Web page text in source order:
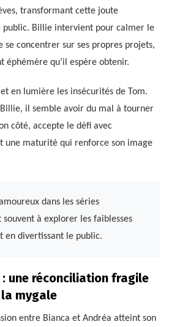
transformant cette joute
public. Billie intervient pour calmer le
se concentrer sur ses propres projets,
éphémère qu’il espère obtenir.
en lumière les insécurités de Tom.
il semble avoir du mal à tourner
côté, accepte le défi avec
une maturité qui renforce son image
dans les séries
à explorer les faiblesses
en divertissant le public.
: une réconciliation fragile
mygale
entre Bianca et Andréa atteint son